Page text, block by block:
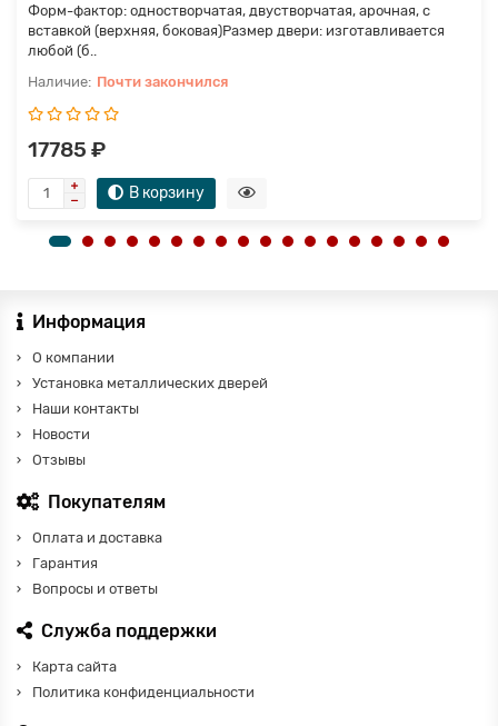
Форм-фактор: одностворчатая, двустворчатая, арочная, с
вставкой (верхняя, боковая)Размер двери: изготавливается
любой (б..
Почти закончился
17785 ₽
В корзину
Информация
О компании
Установка металлических дверей
Наши контакты
Новости
Отзывы
Покупателям
Оплата и доставка
Гарантия
Вопросы и ответы
Служба поддержки
Карта сайта
Политика конфиденциальности